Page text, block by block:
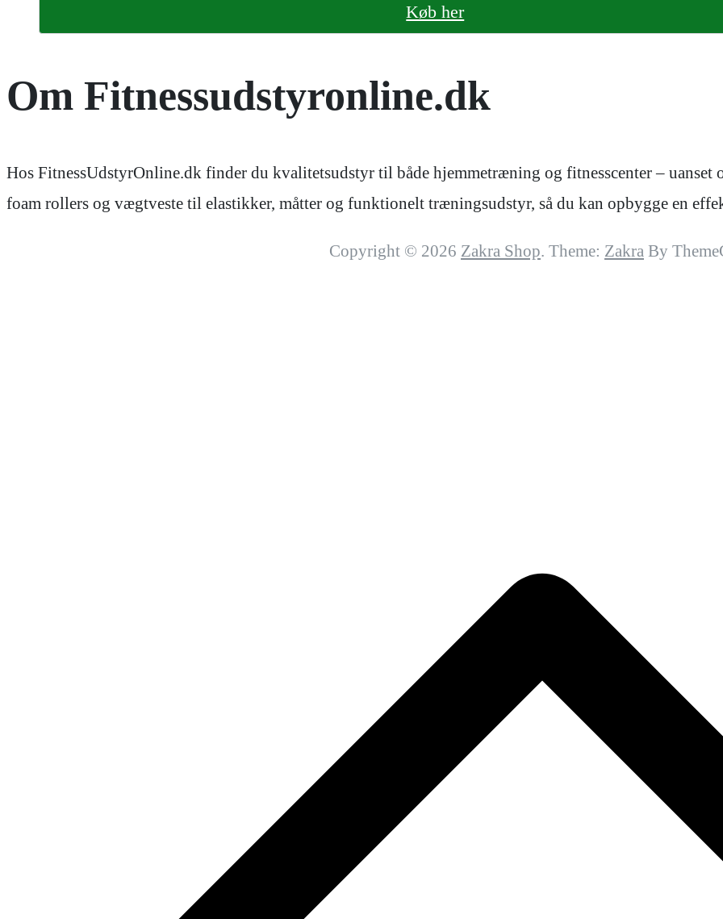
Køb her
Om Fitnessudstyronline.dk
Hos FitnessUdstyrOnline.dk finder du kvalitetsudstyr til både hjemmetræning og fitnesscenter –
foam rollers og vægtveste til elastikker, måtter og funktionelt træningsudstyr, så du kan opbygge en
Copyright © 2026 Zakra Shop. Theme: Zakra By